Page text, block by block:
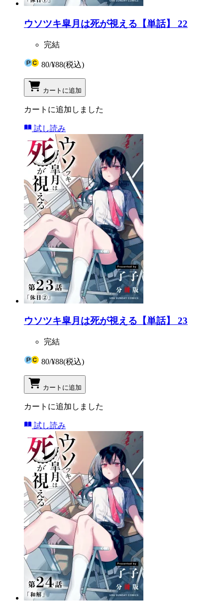
ウソツキ皐月は死が視える【単話】 22
完結
80/¥88(税込)
カートに追加
カートに追加しました
試し読み
ウソツキ皐月は死が視える【単話】 23
完結
80/¥88(税込)
カートに追加
カートに追加しました
試し読み